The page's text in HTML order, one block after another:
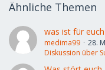
Ähnliche Themen
was ist für
medima99
28.
Diskussion über